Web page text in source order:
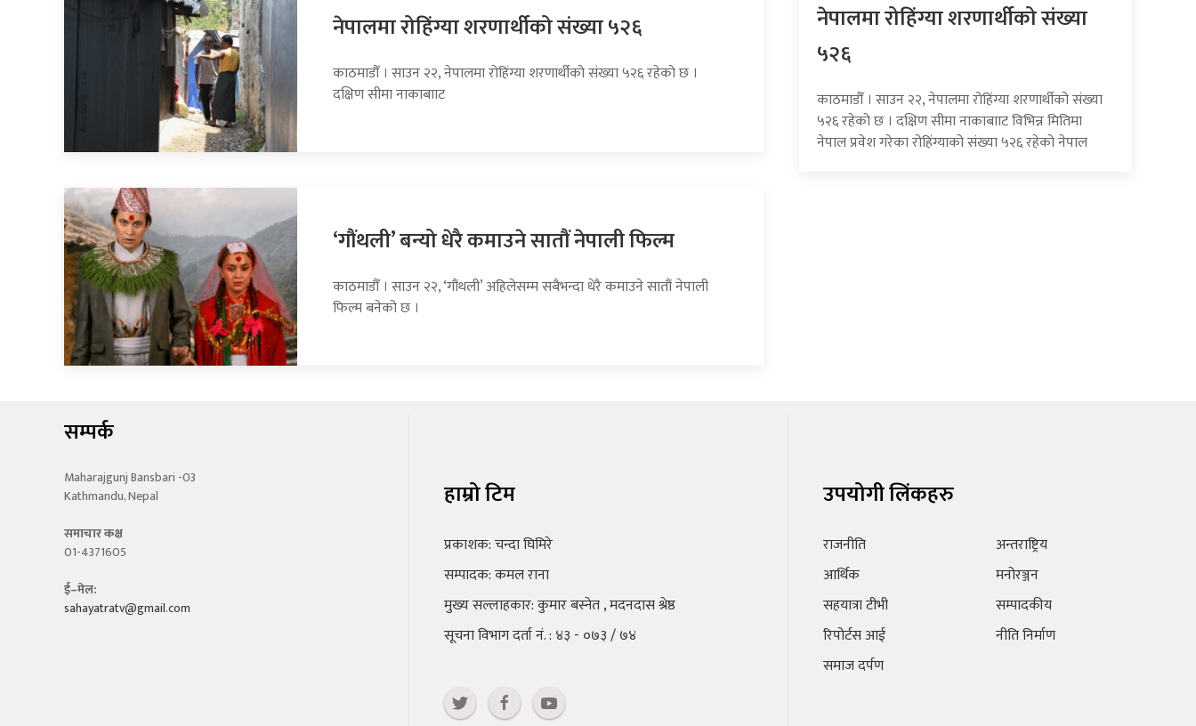
नेपालमा रोहिंग्या शरणार्थीको संख्या ५२६
काठमाडौँ । साउन २२, नेपालमा रोहिंग्या शरणार्थीको संख्या ५२६ रहेको छ ।
दक्षिण सीमा नाकाबााट
‘गौंथली’ बन्यो धेरै कमाउने सातौं नेपाली फिल्म
काठमाडौँ । साउन २२, ‘गौंथली’ अहिलेसम्म सबैभन्दा धेरै कमाउने सातौं नेपाली
फिल्म बनेको छ ।
नेपालमा रोहिंग्या शरणार्थीको संख्या
५२६
काठमाडौँ । साउन २२, नेपालमा रोहिंग्या शरणार्थीको संख्या
५२६ रहेको छ । दक्षिण सीमा नाकाबााट विभिन्न मितिमा
नेपाल प्रवेश गरेका रोहिंग्याको संख्या ५२६ रहेको नेपाल
सम्पर्क
Maharajgunj Bansbari -03
Kathmandu, Nepal
समाचार कक्ष
01-4371605
ई–मेल:
sahayatratv@gmail.com
हाम्रो टिम
प्रकाशक: चन्दा घिमिरे
सम्पादक: कमल राना
मुख्य सल्लाहकार: कुमार बस्नेत , मदनदास श्रेष्ठ
सूचना विभाग दर्ता नं. : ४३ - ०७३ / ७४
उपयोगी लिंकहरु
राजनीति
आर्थिक
सहयात्रा टीभी
रिपोर्टस आई
समाज दर्पण
अन्तराष्ट्रिय
मनोरञ्जन
सम्पादकीय
नीति निर्माण